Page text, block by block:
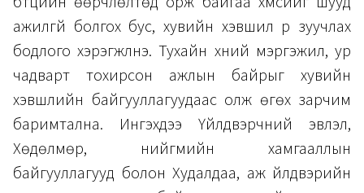
ажилгүй болгох бус, хувийн хэвшил рүү зуучлах
бодлого хэрэгжүүлнэ. Тухайн хүний мэргэжил, ур
чадварт тохирсон ажлын байрыг хувийн
хэвшлийн байгууллагуудаас олж өгөх зарчим
баримтална. Ингэхдээ Үйлдвэрчний эвлэл,
Хөдөлмөр, нийгмийн хамгааллын
байгууллагууд болон Худалдаа, аж үйлдвэрийн